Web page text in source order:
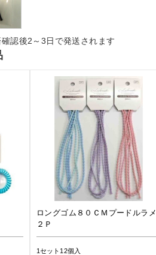
認後2～3日で発送されます
ロングゴム８０ＣＭプードルラメ
２Ｐ
1セット12個入